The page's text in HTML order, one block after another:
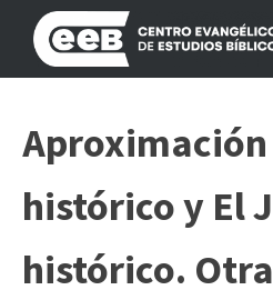
histórico y El
histórico.